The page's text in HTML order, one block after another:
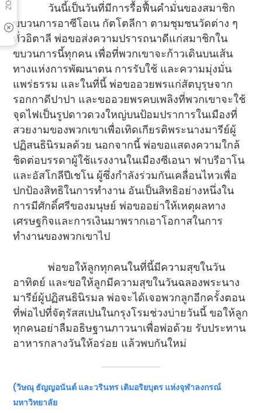
วันนี้เป็นวันที่มีการรื้อฟื้นคำมั่นของสมาชิก
ขบวนการอาซีโอเน กัตโตลีกา ตามชุมชนวัดต่าง ๆ
ทั่วอิตาลี พ่อขอส่งความปรารถนาดีแก่สมาชิกใน
ขบวนการนี้ทุกคน เพื่อที่พวกเขาจะก้าวเดินบนเส้น
ทางแห่งการพัฒนาตน การรับใช้ และความมุ่งมั่น
แพร่ธรรม และในที่นี้ พ่อขออวยพรแก่สัตบุรุษจาก
รอกกาดีปาปา และขออวยพรคบเพลิงที่พวกเขาจะใช้
จุดไฟเป็นรูปดาวดวงใหญ่บนป้อมปราการในเมืองที่
สวยงามของพวกเขาเพื่อเทิดเกียรติพระนางมารีย์ผู้
ปฏิสนธินิรมลด้วย นอกจากนี้ พ่อขอแสดงความใกล้
ชิดต่อบรรดาผู้ใช้แรงงานในเมืองซีเอนา ฟาบรีอาโน
และอัสโกลีปีเชโน ผู้ซึ่งกำลังร่วมกันเคลื่อนไหวเพื่อ
ปกป้องสิทธิในการทำงาน อันเป็นสิทธิอย่างหนึ่งใน
การมีศักดิ์ศรีของมนุษย์ พ่อขออย่าให้เหตุผลทาง
เศรษฐกิจและการเงินมาพรากเอาโอกาสในการ
ทำงานของพวกเขาไป
พ่อขอให้ลูกทุกคนในที่นี้มีความสุขในวัน
อาทิตย์ และขอให้ลูกมีความสุขในวันฉลองพระนาง
มารีย์ผู้ปฏิสนธินิรมล พ่อจะได้เจอพวกลูกอีกครั้งตอน
ที่พ่อไปที่จัตุรัสสเปนในกรุงโรมช่วงบ่ายวันนี้ ขอให้ลูก
ทุกคนอย่าลืมอธิษฐานภาวนาเพื่อพ่อด้วย รับประทาน
อาหารกลางวันให้อร่อย แล้วพบกันใหม่
(วิษณุ ธัญญอนันต์ และวรินทร เติมอริยบุตร แห่งจุฬาลงกรณ์
มหาวิทยาลัย